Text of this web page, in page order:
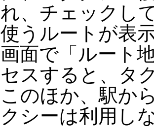
れ、チェックし
使うルートが表
画面で「ルート
セスすると、タ
このほか、駅か
クシーは利用し